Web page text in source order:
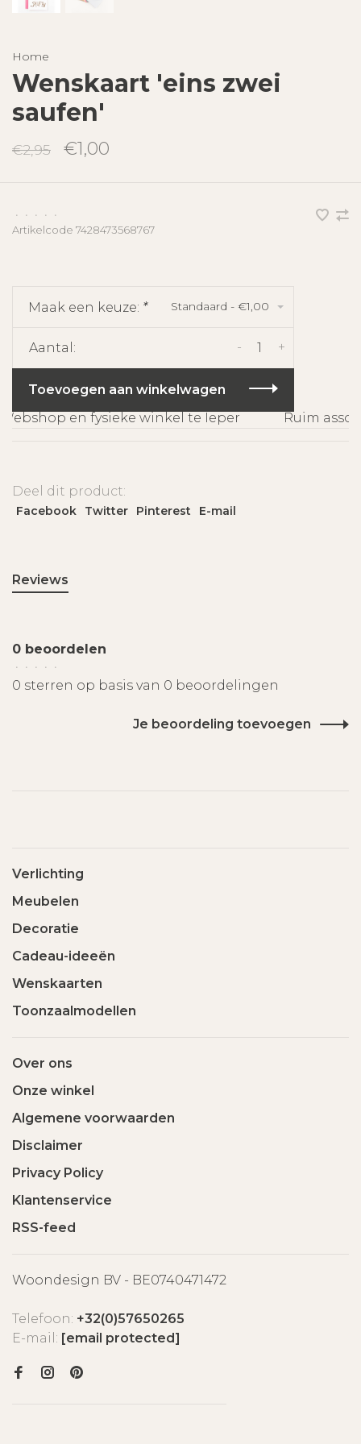
Home
Wenskaart 'eins zwei
saufen'
€2,95 €1,00
• • • •
•
Artikelcode 7428473568767
Maak een keuze: * Standaard - €1,00
Aantal: +
-
Toevoegen aan winkelwagen
en fysieke winkel te Ieper
Ruim
Deel dit product:
Facebook Twitter Pinterest E-mail
Reviews
0 beoordelen
• • • • •
0 sterren op basis van 0 beoordelingen
Je beoordeling toevoegen
Verlichting
Meubelen
Decoratie
Cadeau-ideeën
Wenskaarten
Toonzaalmodellen
Over ons
Onze winkel
Algemene voorwaarden
Disclaimer
Privacy Policy
Klantenservice
RSS-feed
Woondesign BV - BE0740471472
Telefoon: +32(0)57650265
E-mail: [email protected]